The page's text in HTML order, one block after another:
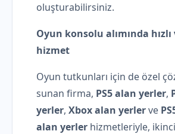
oluşturabilirsiniz.
Oyun konsolu alımında
hizmet
Oyun tutkunları için de özel
sunan firma, PS5 alan yerler,
yerler, Xbox alan yerlerve
alan yerler hizmetleriyle,